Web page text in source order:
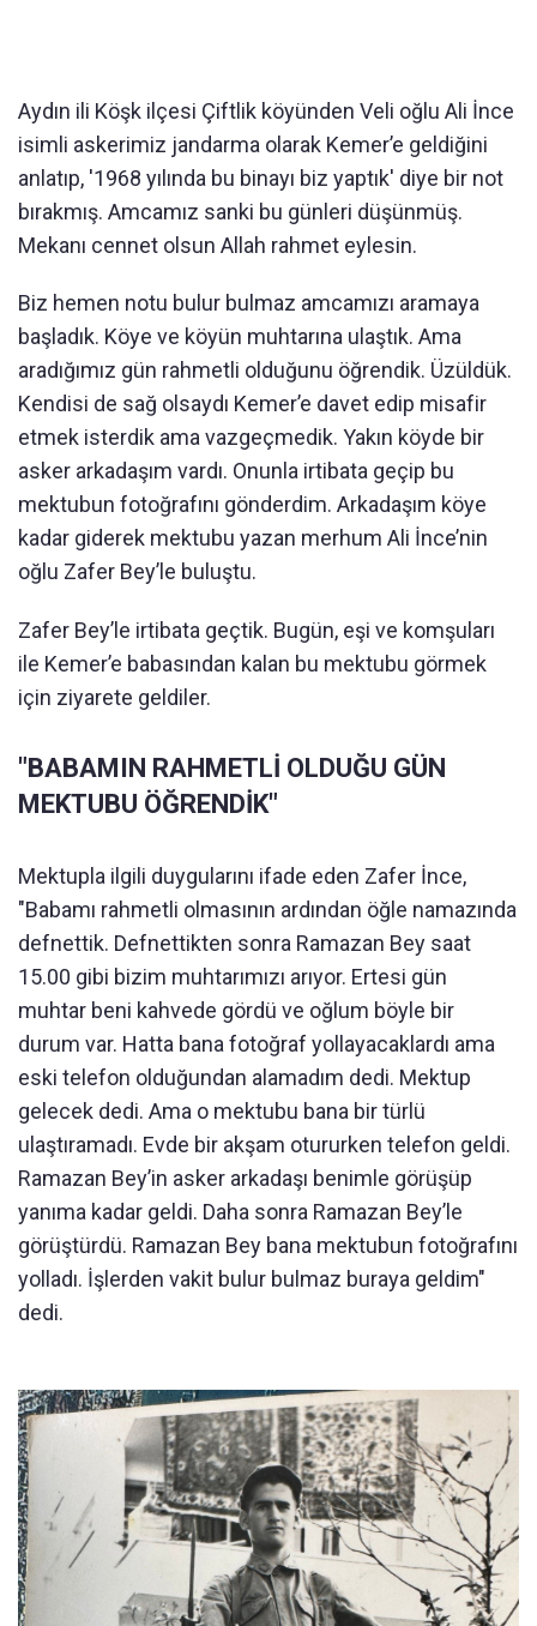
Aydın ili Köşk ilçesi Çiftlik köyünden Veli oğlu Ali İnce
isimli askerimiz jandarma olarak Kemer’e geldiğini
anlatıp, '1968 yılında bu binayı biz yaptık' diye bir not
bırakmış. Amcamız sanki bu günleri düşünmüş.
Mekanı cennet olsun Allah rahmet eylesin.
Biz hemen notu bulur bulmaz amcamızı aramaya
başladık. Köye ve köyün muhtarına ulaştık. Ama
aradığımız gün rahmetli olduğunu öğrendik. Üzüldük.
Kendisi de sağ olsaydı Kemer’e davet edip misafir
etmek isterdik ama vazgeçmedik. Yakın köyde bir
asker arkadaşım vardı. Onunla irtibata geçip bu
mektubun fotoğrafını gönderdim. Arkadaşım köye
kadar giderek mektubu yazan merhum Ali İnce’nin
oğlu Zafer Bey’le buluştu.
Zafer Bey’le irtibata geçtik. Bugün, eşi ve komşuları
ile Kemer’e babasından kalan bu mektubu görmek
için ziyarete geldiler.
"BABAMIN RAHMETLİ OLDUĞU GÜN
MEKTUBU ÖĞRENDİK"
Mektupla ilgili duygularını ifade eden Zafer İnce,
"Babamı rahmetli olmasının ardından öğle namazında
defnettik. Defnettikten sonra Ramazan Bey saat
15.00 gibi bizim muhtarımızı arıyor. Ertesi gün
muhtar beni kahvede gördü ve oğlum böyle bir
durum var. Hatta bana fotoğraf yollayacaklardı ama
eski telefon olduğundan alamadım dedi. Mektup
gelecek dedi. Ama o mektubu bana bir türlü
ulaştıramadı. Evde bir akşam otururken telefon geldi.
Ramazan Bey’in asker arkadaşı benimle görüşüp
yanıma kadar geldi. Daha sonra Ramazan Bey’le
görüştürdü. Ramazan Bey bana mektubun fotoğrafını
yolladı. İşlerden vakit bulur bulmaz buraya geldim"
dedi.